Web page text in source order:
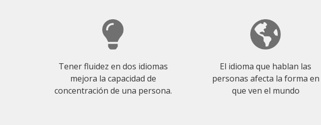
Tener fluidez en dos idiomas
mejora la capacidad de
concentración de una persona.
El idioma que hablan las
personas afecta la forma en
que ven el mundo